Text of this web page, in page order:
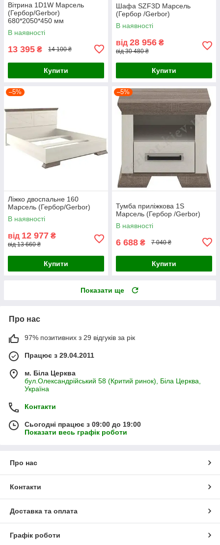
Вітрина 1D1W Марсель
(Гербор/Gerbor)
680*2050*450 мм
В наявності
13 395 ₴ 14 100 ₴
Купити
Шафа SZF3D Марсель
(Гербор /Gerbor)
В наявності
від 28 956 ₴
від 30 480 ₴
Купити
–5%
Ліжко двоспальне 160
Марсель (Гербор/Gerbor)
В наявності
від 12 977 ₴
від 13 660 ₴
Купити
–5%
Тумба приліжкова 1S
Марсель (Гербор /Gerbor)
В наявності
6 688 ₴ 7 040 ₴
Купити
Показати ще
Про нас
97% позитивних з 29 відгуків за рік
Працює з 29.04.2011
м. Біла Церква
бул.Олександрійський 58 (Критий ринок), Біла Церква,
Україна
Контакти
Сьогодні працює з 09:00 до 19:00
Показати весь графік роботи
Про нас
Контакти
Доставка та оплата
Графік роботи